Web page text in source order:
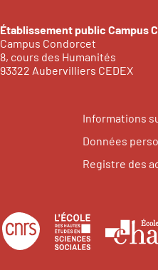
Établissement public Campus
Campus Condorcet
8, cours des Humanités
93322 Aubervilliers CEDEX
Informations
Données
Registre des
Centre
national
École
des